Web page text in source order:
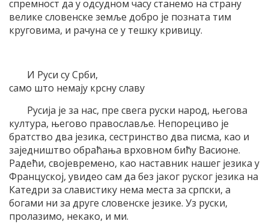
спремност да у одсудном часу станемо на страну
велике словенске земље добро је позната тим
круговима, и рачуна се у тешку кривицу.
И Руси су Срби,
само што немају крсну славу
Русија је за нас, пре свега руски народ, његова
култура, његово православље. Непорециво је
братство два језика, сестринство два писма, као и
заједништво обраћања врховном бићу Васионе.
Радећи, својевремено, као наставник нашег језика у
Француској, увидео сам да без јаког руског језика на
Катедри за славистику нема места за српски, а
богами ни за друге словенске језике. Уз руски,
пролазимо, некако, и ми.